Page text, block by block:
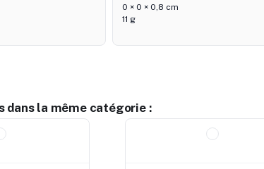
0 × 0 × 0,8 cm
11 g
dans la même catégorie :